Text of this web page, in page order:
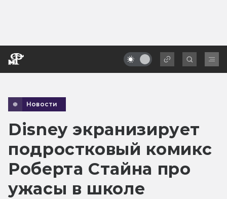
Новости
Disney экранизирует
подростковый комикс
Роберта Стайна про
ужасы в школе